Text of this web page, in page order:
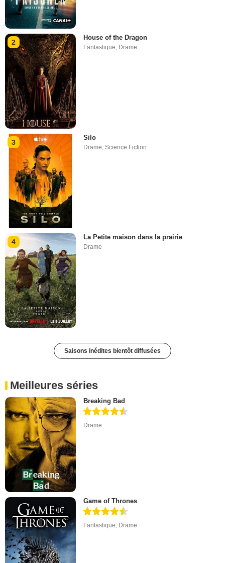
2
House of the Dragon
Fantastique, Drame
3
Silo
Drame ,Science Fiction
4
La Petite maison dans la prairie
Drame
Saisons inédites bientôt diffusées
Meilleures séries
Breaking Bad
Drame
Game of Thrones
Fantastique Drame